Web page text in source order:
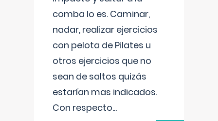
comba lo es. Caminar,
nadar, realizar ejercicios
con pelota de Pilates u
otros ejercicios que no
sean de saltos quizás
estarían mas indicados.
Con respecto...